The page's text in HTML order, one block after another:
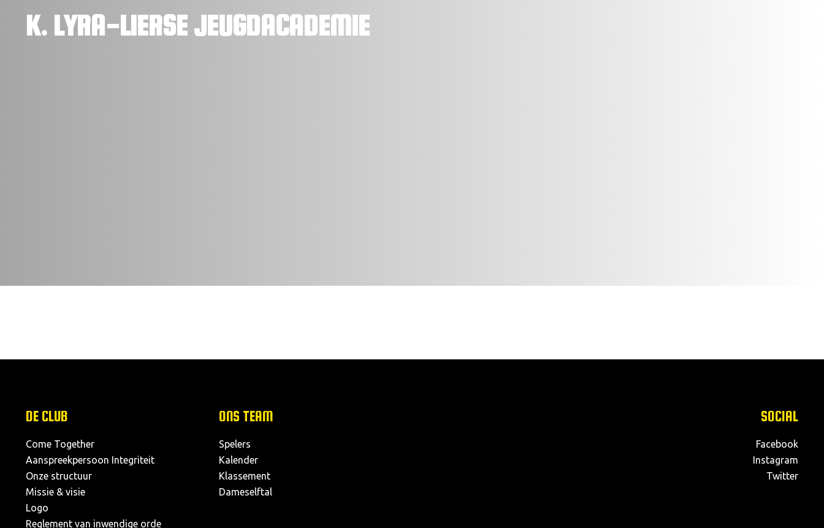
K. LYRA-LIERSE JEUGDACADEMIE
DE CLUB
Come Together
Aanspreekpersoon Integriteit
Onze structuur
Missie & visie
Logo
Reglement van inwendige orde
ONS TEAM
Spelers
Kalender
Klassement
Dameselftal
SOCIAL
Facebook
Instagram
Twitter